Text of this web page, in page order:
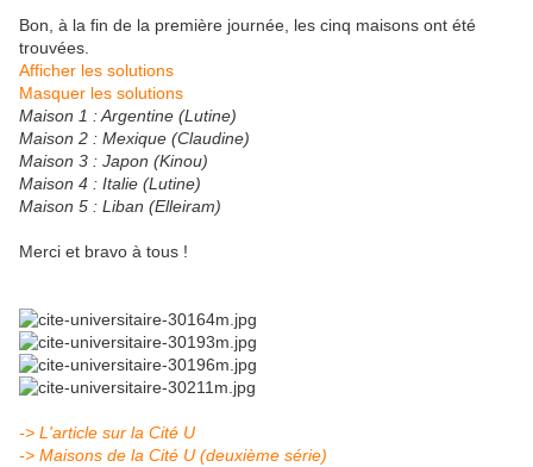
Bon, à la fin de la première journée, les cinq maisons ont été
trouvées.
Afficher les solutions
Masquer les solutions
Maison 1 : Argentine (Lutine)
Maison 2 : Mexique (Claudine)
Maison 3 : Japon (Kinou)
Maison 4 : Italie (Lutine)
Maison 5 : Liban (Elleiram)
Merci et bravo à tous !
-> L'article sur la Cité U
-> Maisons de la Cité U (deuxième série)